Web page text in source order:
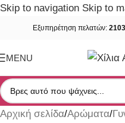
Skip to navigation Skip to
Εξυπηρέτηση πελατών:
MENU
Αρχική σελίδα/Αρώματα/